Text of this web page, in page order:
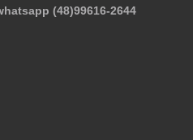
(48)99616-2644